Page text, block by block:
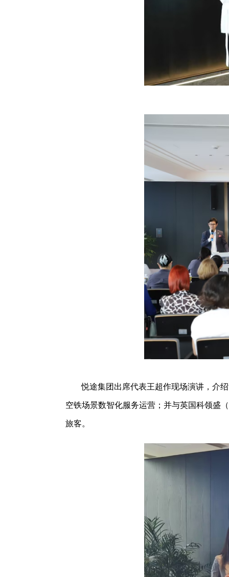
悦途集团出席代表王超作现场演讲，介
空铁场景数智化服务运营；并与英国科领盛
旅客。